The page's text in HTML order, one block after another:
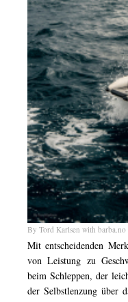
By Tord Karlsen with
Mit entscheidenden
von Leistung zu
beim Schleppen, der
der Selbstlenzung über